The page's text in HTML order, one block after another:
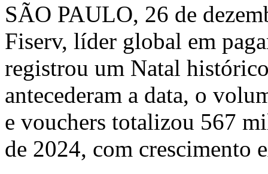
SÃO PAULO, 26 de
Fiserv, líder global em
registrou um Natal
antecederam a data, o
e vouchers totalizou 567
de 2024, com crescimento